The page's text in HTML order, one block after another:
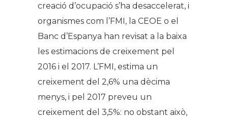
creació d’ocupació s’ha desaccelerat, i
organismes com l’FMI, la CEOE o el
Banc d’Espanya han revisat a la baixa
les estimacions de creixement pel
2016 i el 2017. L’FMI, estima un
creixement del 2,6% una dècima
menys, i pel 2017 preveu un
creixement del 3,5%: no obstant això,